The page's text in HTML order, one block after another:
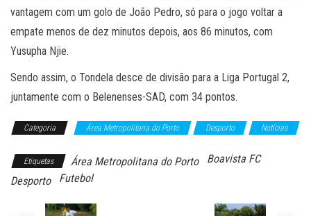
vantagem com um golo de João Pedro, só para o jogo voltar a
empate menos de dez minutos depois, aos 86 minutos, com
Yusupha Njie.
Sendo assim, o Tondela desce de divisão para a Liga Portugal 2,
juntamente com o Belenenses-SAD, com 34 pontos.
Categoria Área Metropolitana do Porto Desporto Notícias
Etiquetas Área Metropolitana do Porto
Boavista FC
Desporto
Futebol